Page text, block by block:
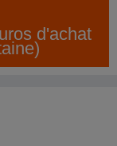
d'achat